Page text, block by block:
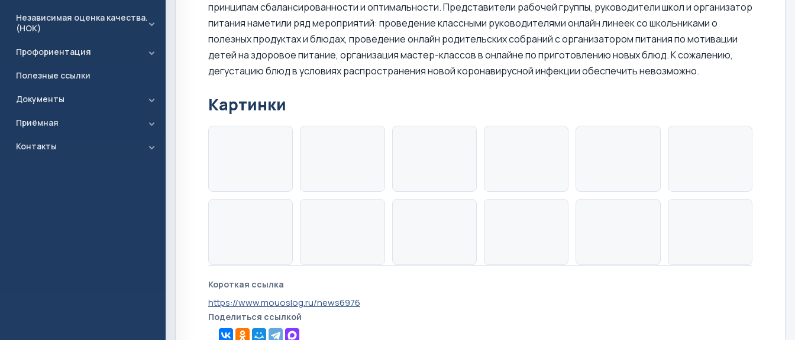
Независимая оценка качества.
(НОК)
Профориентация
Полезные ссылки
Документы
Приёмная
Контакты
принципам сбалансированности и оптимальности. Представители рабочей группы, руководители школ и организатор
питания наметили ряд мероприятий: проведение классными руководителями онлайн линеек со школьниками о
полезных продуктах и блюдах, проведение онлайн родительских собраний с организатором питания по мотивации
детей на здоровое питание, организация мастер-классов в онлайне по приготовлению новых блюд. К сожалению,
дегустацию блюд в условиях распространения новой коронавирусной инфекции обеспечить невозможно.
Картинки
Короткая ссылка
https://www.mouoslog.ru/news6976
Поделиться ссылкой